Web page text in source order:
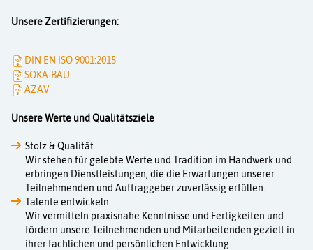
Unsere Zertifizierungen:
DIN EN ISO 9001:2015
SOKA-BAU
AZAV
Unsere Werte und Qualitätsziele
Stolz & Qualität
Wir stehen für gelebte Werte und Tradition im Handwerk und
erbringen Dienstleistungen, die die Erwartungen unserer
Teilnehmenden und Auftraggeber zuverlässig erfüllen.
Talente entwickeln
Wir vermitteln praxisnahe Kenntnisse und Fertigkeiten und
fördern unsere Teilnehmenden und Mitarbeitenden gezielt in
ihrer fachlichen und persönlichen Entwicklung.